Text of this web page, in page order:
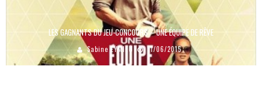
LES GAGNANTS DU JEU-CONCOURS – UNE ÉQUIPE DE RÊVE
Sabine EYMIEU 11/06/2015